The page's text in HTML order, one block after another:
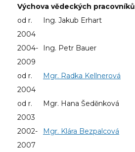
Výchova vědeckých pracovníků
od r.
2004
Ing. Jakub Erhart
2004-
2009
Ing. Petr Bauer
od r.
2004
Mgr. Radka Kellnerová
od r.
2003
Mgr. Hana Šeděnková
2002-
2007
Mgr. Klára Bezpalcová